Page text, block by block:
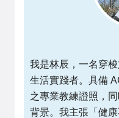
我是林辰，一名穿
生活實踐者。具備
之專業教練證照，
背景。我主張「健